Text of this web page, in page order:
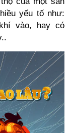
yếu tố như:
vào, hay có